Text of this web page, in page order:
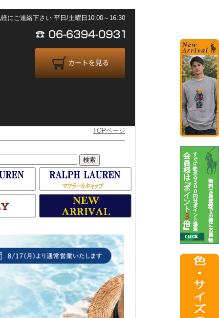
にご連絡下さい 平日/土曜日10:00～16:30
TOPページ